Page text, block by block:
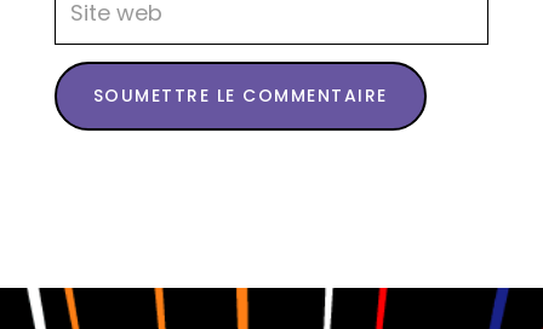
SOUMETTRE LE COMMENTAIRE